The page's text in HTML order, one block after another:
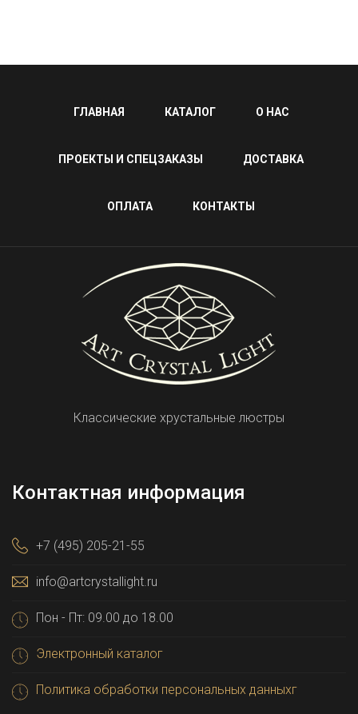
ГЛАВНАЯ КАТАЛОГ О НАС
ПРОЕКТЫ И СПЕЦЗАКАЗЫ ДОСТАВКА
ОПЛАТА КОНТАКТЫ
Классические хрустальные люстры
Контактная информация
+7 (495) 205-21-55
info@artcrystallight.ru
Пон - Пт: 09.00 до 18.00
Электронный каталог
Политика обработки персональных данныхг